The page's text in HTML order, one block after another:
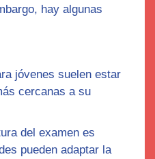
hay algunas
jóvenes suelen estar
cercanas a su
del examen es
pueden adaptar la